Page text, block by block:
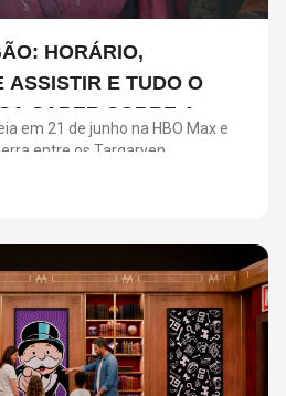
HORÁRIO,
ASSISTIR E TUDO O
SABER SOBRE A
em 21 de junho na HBO Max e
entre os Targaryen